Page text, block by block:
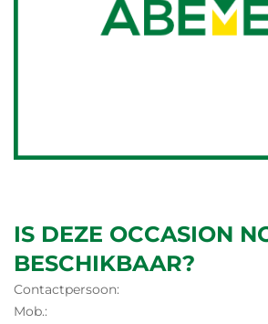
IS DEZE OCCASION
BESCHIKBAAR?
Contactpersoon:
Mob.: